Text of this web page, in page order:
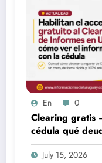
En 0
Clearing gratis
cédula qué
tenés
July 15, 2026